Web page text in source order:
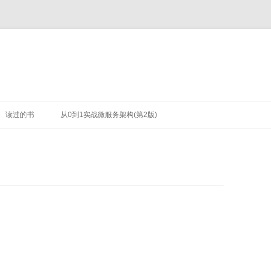
读过的书 从0到1实战微服务架构(第2版)